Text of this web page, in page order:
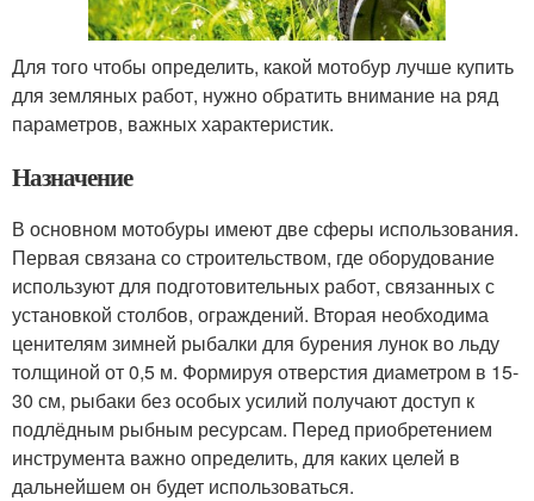
Для того чтобы определить, какой мотобур лучше купить
для земляных работ, нужно обратить внимание на ряд
параметров, важных характеристик.
Назначение
В основном мотобуры имеют две сферы использования.
Первая связана со строительством, где оборудование
используют для подготовительных работ, связанных с
установкой столбов, ограждений. Вторая необходима
ценителям зимней рыбалки для бурения лунок во льду
толщиной от 0,5 м. Формируя отверстия диаметром в 15-
30 см, рыбаки без особых усилий получают доступ к
подлёдным рыбным ресурсам. Перед приобретением
инструмента важно определить, для каких целей в
дальнейшем он будет использоваться.